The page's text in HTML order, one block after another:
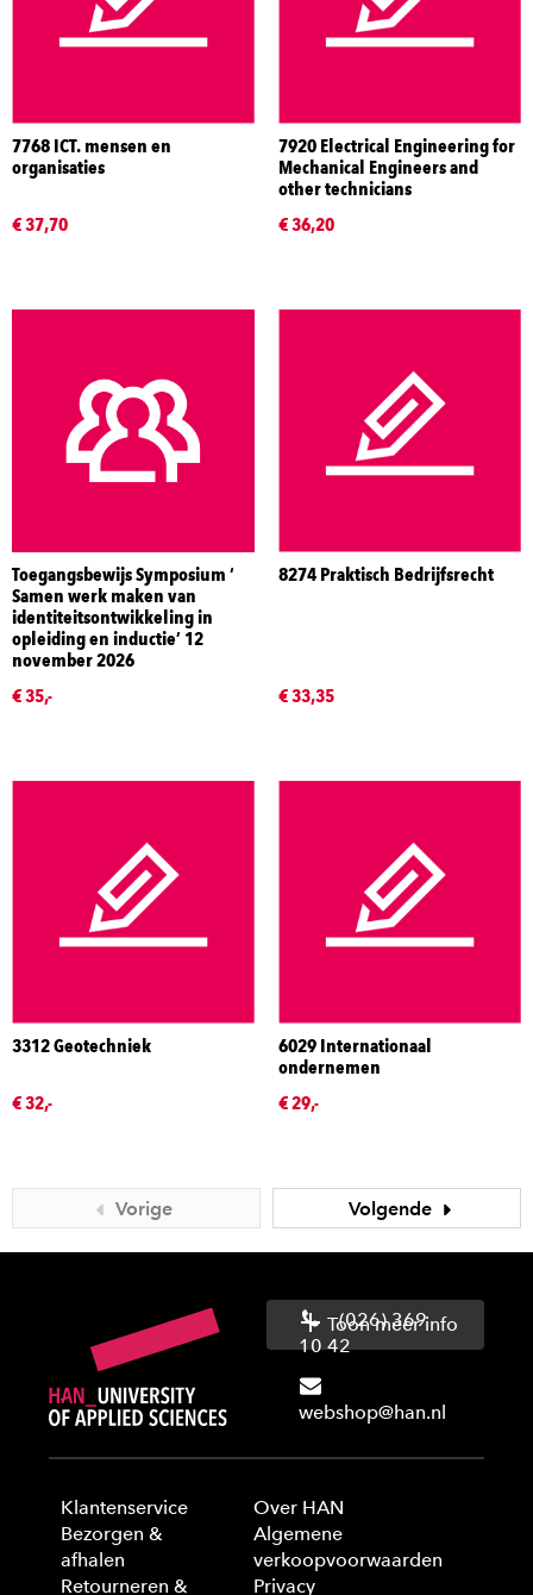
7768 ICT. mensen en
organisaties
€ 37,70
7920 Electrical Engineering for
Mechanical Engineers and
other technicians
€ 36,20
Toegangsbewijs Symposium ‘
Samen werk maken van
identiteitsontwikkeling in
opleiding en inductie’ 12
november 2026
€ 35,-
8274 Praktisch Bedrijfsrecht
€ 33,35
3312 Geotechniek
€ 32,-
6029 Internationaal
ondernemen
€ 29,-
Vorige Volgende
(026) 369
10 42
webshop@han.nl
Toon meer info
Klantenservice
Bezorgen &
afhalen
Retourneren &
Over HAN
Algemene
verkoopvoorwaarden
Privacy